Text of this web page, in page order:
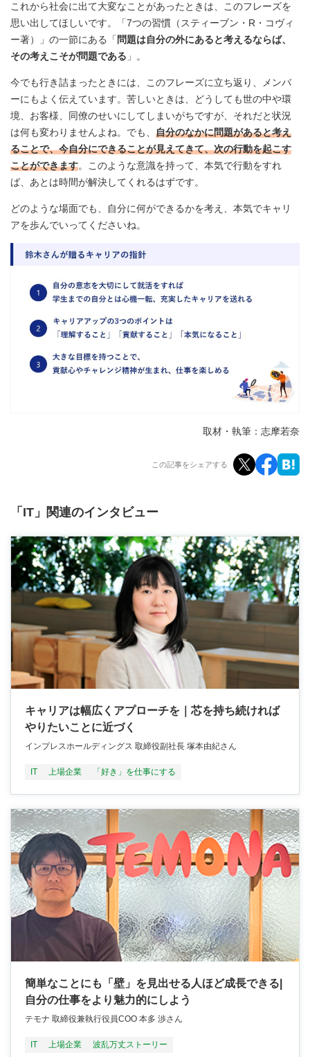
これから社会に出て大変なことがあったときは、このフレーズを
思い出してほしいです。「7つの習慣（スティーブン・R・コヴィ
ー著）」の一節にある「 問題は自分の外にあると考えるならば、
その考えこそが問題である 」。
今でも行き詰まったときには、このフレーズに立ち返り、メンバ
ーにもよく伝えています。苦しいときは、どうしても世の中や環
境、お客様、同僚のせいにしてしまいがちですが、それだと状況
は何も変わりませんよね。でも、 自分のなかに問題があると考え
ることで、今自分にできることが見えてきて、次の行動を起こす
ことができます。このような意識を持って、本気で行動をすれ
ば、あとは時間が解決してくれるはずです。
どのような場面でも、自分に何ができるかを考え、本気でキャリ
アを歩んでいってくださいね。
取材・執筆：志摩若奈
この記事をシェアする
「IT」関連のインタビュー
キャリアは幅広くアプローチを｜芯を持ち続ければ
やりたいことに近づく
インプレスホールディングス 取締役副社長 塚本由紀さん
IT 上場企業 「好き」を仕事にする
簡単なことにも「壁」を見出せる人ほど成長できる|
自分の仕事をより魅力的にしよう
テモナ 取締役兼執行役員COO 本多 渉さん
IT 上場企業 波乱万丈ストーリー